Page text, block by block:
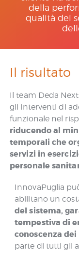
della
qualità dei
Il risultato
Il team Deda
gli interventi di
funzionale nel
riducendo al
temporali che
servizi in
personale
InnovaPuglia
abilitano un
del sistema,
tempestiva di
conoscenza
parte di tutti gli